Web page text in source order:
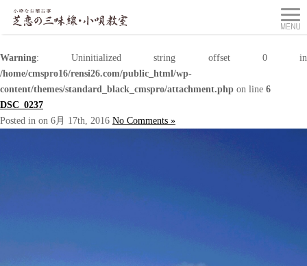
Warning: Uninitialized string offset 0 in
/home/cmspro16/rensi26.com/public_html/wp-
content/themes/standard_black_cmspro/attachment.php on line 6
DSC_0237
Posted in on 6月 17th, 2016 No Comments »